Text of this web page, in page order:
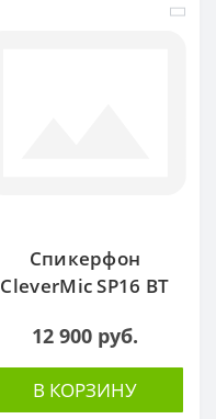
Спикерфон
CleverMic SP16 BT
12 900 руб.
В КОРЗИНУ